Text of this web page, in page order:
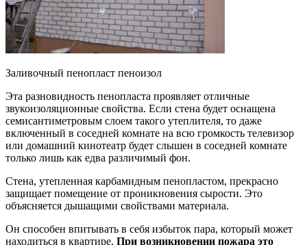
Заливочный пенопласт пеноизол
Эта разновидность пенопласта проявляет отличные
звукоизоляционные свойства. Если стена будет оснащена
семисантиметровым слоем такого утеплителя, то даже
включенный в соседней комнате на всю громкость телевизор
или домашний кинотеатр будет слышен в соседней комнате
только лишь как едва различимый фон.
Стена, утепленная карбамидным пенопластом, прекрасно
защищает помещение от проникновения сырости. Это
объясняется дышащими свойствами материала.
Он способен впитывать в себя избыток пара, который может
находиться в квартире. При возникновении пожара это